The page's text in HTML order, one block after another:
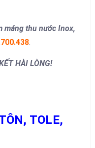
máng thu nước Inox,
HÀI LÒNG!
TOLE,